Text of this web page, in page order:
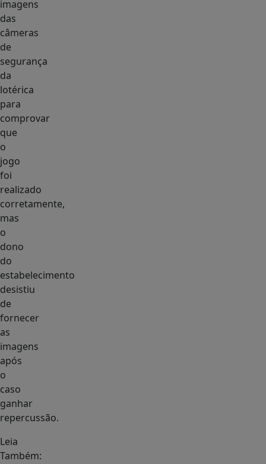
imagens
das
câmeras
de
segurança
da
lotérica
para
comprovar
que
o
jogo
foi
realizado
corretamente,
mas
o
dono
do
estabelecimento
desistiu
de
fornecer
as
imagens
após
o
caso
ganhar
repercussão.
Leia
Também: